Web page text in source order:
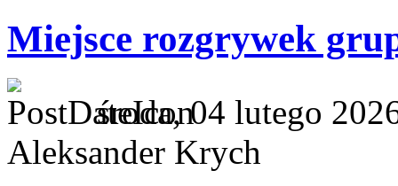
Miejsce rozgrywek
środa, 04 lutego
Aleksander Krych